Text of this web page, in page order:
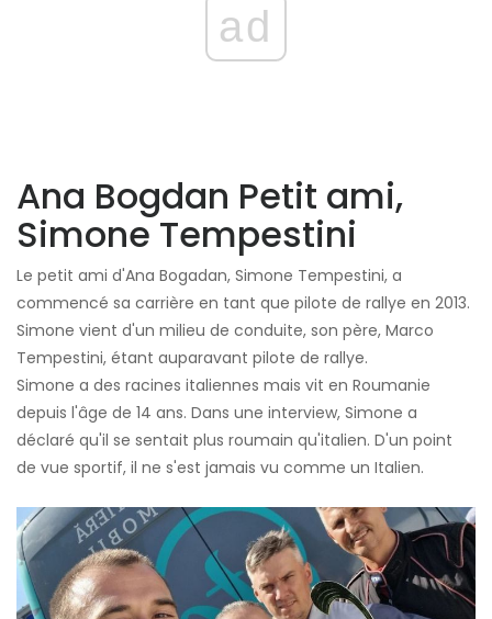
ad
Ana Bogdan Petit ami,
Simone Tempestini
Le petit ami d'Ana Bogadan, Simone Tempestini, a
commencé sa carrière en tant que pilote de rallye en 2013.
Simone vient d'un milieu de conduite, son père, Marco
Tempestini, étant auparavant pilote de rallye.
Simone a des racines italiennes mais vit en Roumanie
depuis l'âge de 14 ans. Dans une interview, Simone a
déclaré qu'il se sentait plus roumain qu'italien. D'un point
de vue sportif, il ne s'est jamais vu comme un Italien.